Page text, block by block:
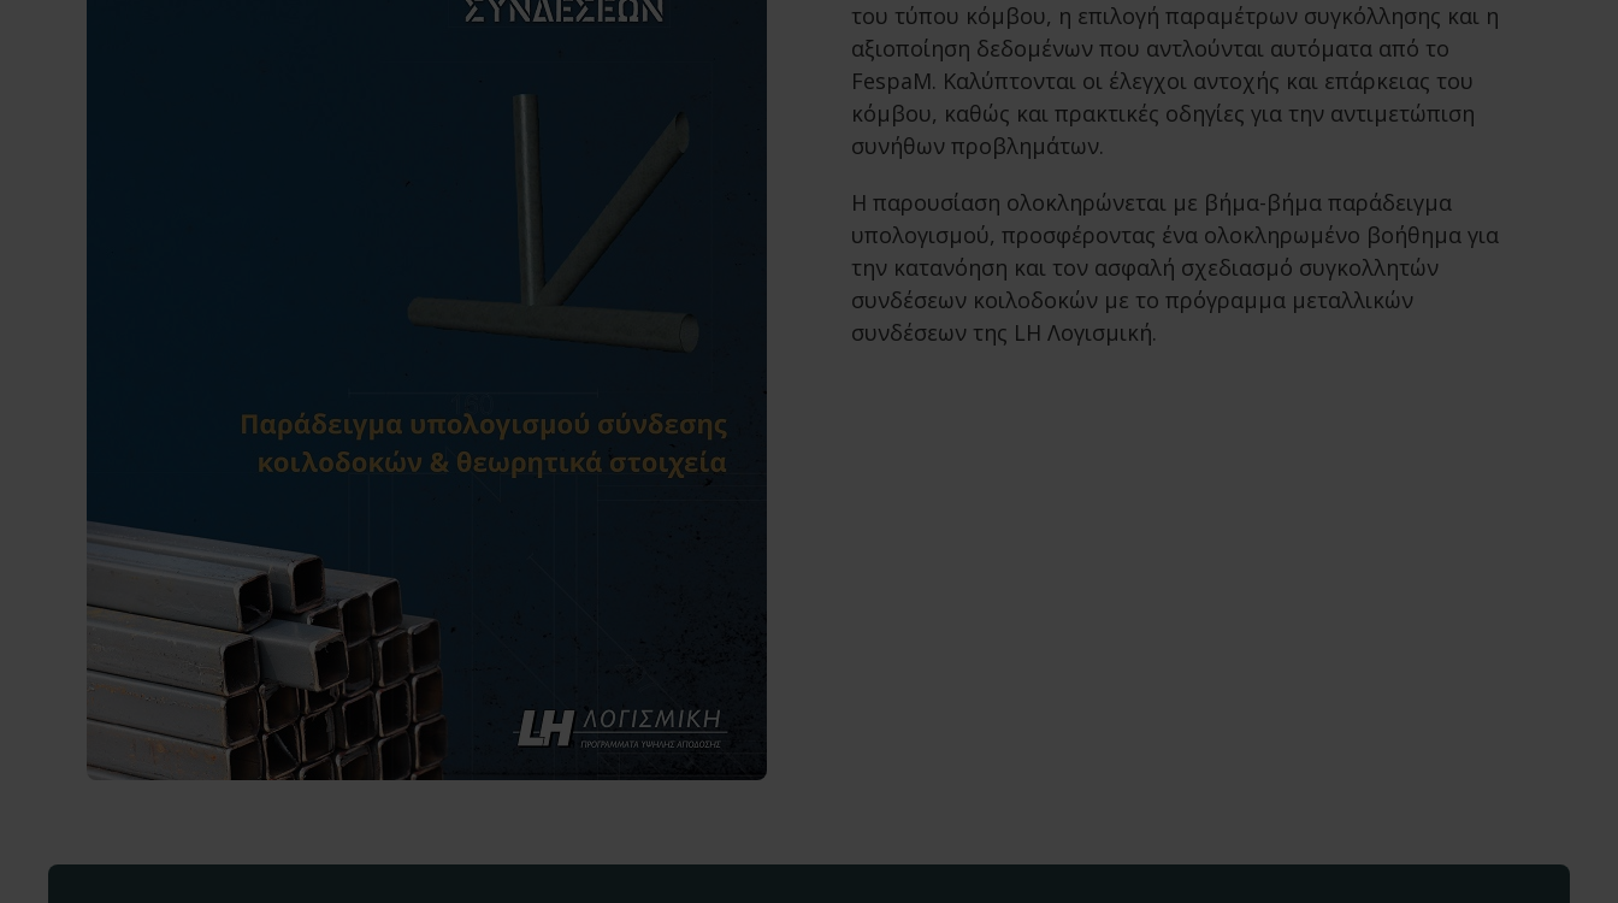
του τύπου κόμβου, η επιλογή παραμέτρων συγκόλλησης και η
αξιοποίηση δεδομένων που αντλούνται αυτόματα από το
FespaM. Καλύπτονται οι έλεγχοι αντοχής και επάρκειας του
κόμβου, καθώς και πρακτικές οδηγίες για την αντιμετώπιση
συνήθων προβλημάτων.
Η παρουσίαση ολοκληρώνεται με βήμα-βήμα παράδειγμα
υπολογισμού, προσφέροντας ένα ολοκληρωμένο βοήθημα για
την κατανόηση και τον ασφαλή σχεδιασμό συγκολλητών
συνδέσεων κοιλοδοκών με το πρόγραμμα μεταλλικών
συνδέσεων της LH Λογισμική.